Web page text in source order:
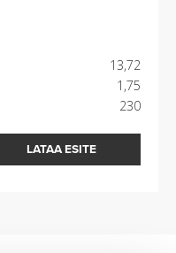
13,72
1,75
230
LATAA ESITE